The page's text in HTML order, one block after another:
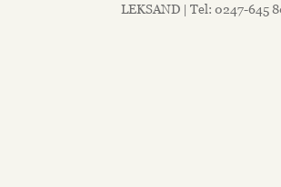
LEKSAND | Tel: 0247-645